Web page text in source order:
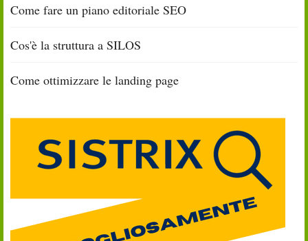
Come fare un piano editoriale SEO
Cos'è la struttura a SILOS
Come ottimizzare le landing page